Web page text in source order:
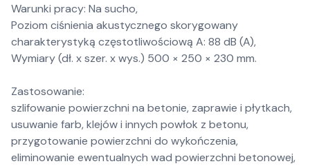
Warunki pracy: Na sucho,
Poziom ciśnienia akustycznego skorygowany
charakterystyką częstotliwościową A: 88 dB (A),
Wymiary (dł. x szer. x wys.) 500 × 250 × 230 mm.
Zastosowanie:
szlifowanie powierzchni na betonie, zaprawie i płytkach,
usuwanie farb, klejów i innych powłok z betonu,
przygotowanie powierzchni do wykończenia,
eliminowanie ewentualnych wad powierzchni betonowej,